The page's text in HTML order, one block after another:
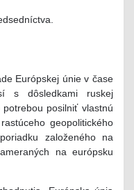
Európskej únie v čase
s dôsledkami ruskej
posilniť vlastnú
geopolitického
založeného na
na európsku